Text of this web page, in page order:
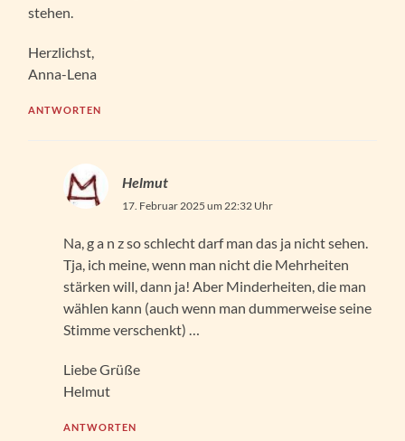
stehen.
Herzlichst,
Anna-Lena
ANTWORTEN
Helmut
17. Februar 2025 um 22:32 Uhr
Na, g a n z so schlecht darf man das ja nicht sehen.
Tja, ich meine, wenn man nicht die Mehrheiten
stärken will, dann ja! Aber Minderheiten, die man
wählen kann (auch wenn man dummerweise seine
Stimme verschenkt) …
Liebe Grüße
Helmut
ANTWORTEN